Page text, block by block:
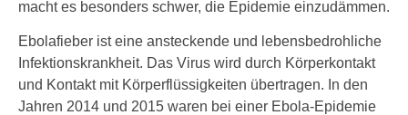
macht es besonders schwer, die Epidemie einzudämmen.
Ebolafieber ist eine ansteckende und lebensbedrohliche
Infektionskrankheit. Das Virus wird durch Körperkontakt
und Kontakt mit Körperflüssigkeiten übertragen. In den
Jahren 2014 und 2015 waren bei einer Ebola-Epidemie